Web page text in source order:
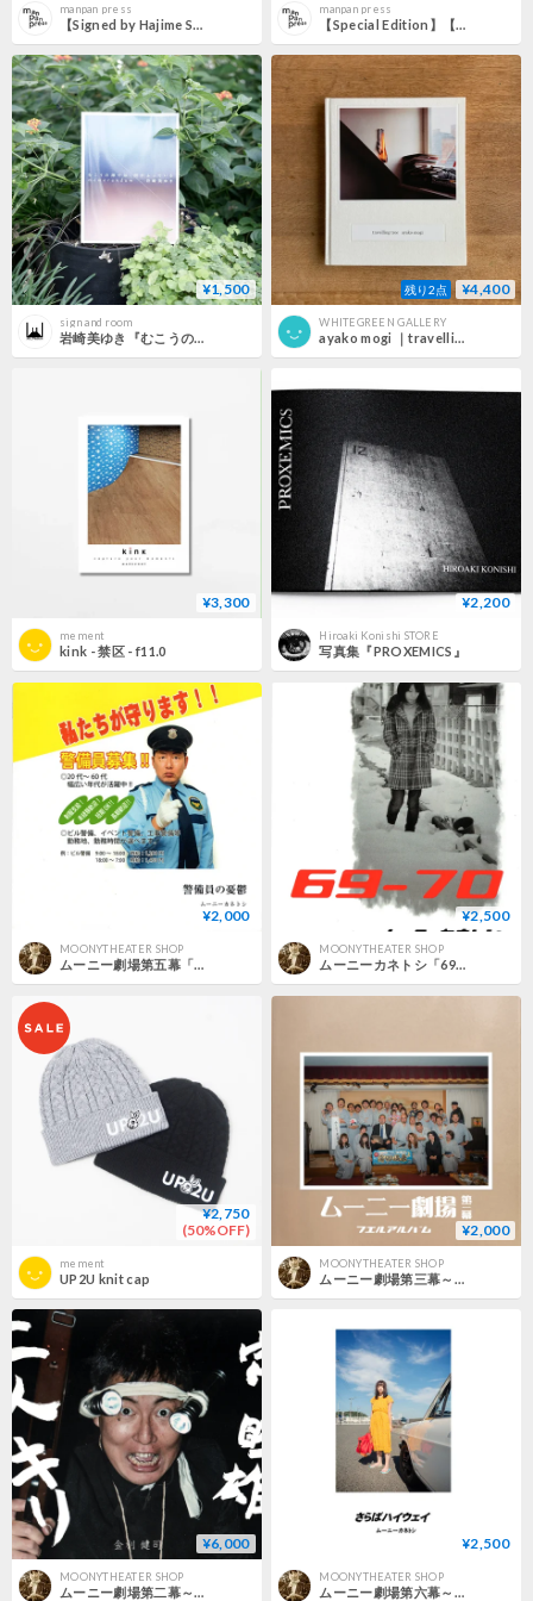
manpan press
【Signed by Hajime Sawatari】NANA 沢渡朔 Hajime Sawatari
manpan press
【Special Edition】【Signed by Hajime Sawatari】NANA 沢渡朔 Hajime Sawatari
¥1,500
sign and room
岩崎美ゆき『むこうの海では、雨が降っている』
残り2点 ¥4,400
WHITEGREEN GALLERY
ayako mogi ｜travelling tree
¥3,300
mement
kink - 禁区 - f11.0
¥2,200
Hiroaki Konishi STORE
写真集『PROXEMICS』
¥2,000
MOONYTHEATER SHOP
ムーニー劇場第五幕「警備員の憂鬱」PHOTOBOOK
¥2,500
MOONYTHEATER SHOP
ムーニーカネトシ「69-70」PHOTOBOOK
¥2,750
(50%OFF)
mement
UP2U knit cap
¥2,000
MOONYTHEATER SHOP
ムーニー劇場第三幕～フエルアルバム～PHOTOBOOK
¥6,000
MOONYTHEATER SHOP
ムーニー劇場第二幕～定、睦雄二人キリ～PHOTOBOOK
¥2,500
MOONYTHEATER SHOP
ムーニー劇場第六幕～さらばハイウェイ～オリジナルPHOTOBOOK